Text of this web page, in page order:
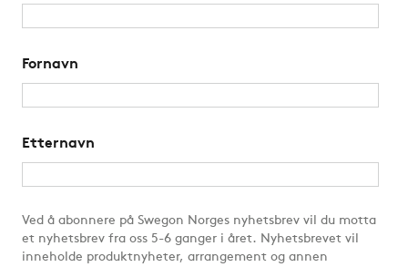
Fornavn
Etternavn
Ved å abonnere på Swegon Norges nyhetsbrev vil du motta
et nyhetsbrev fra oss 5-6 ganger i året. Nyhetsbrevet vil
inneholde produktnyheter, arrangement og annen